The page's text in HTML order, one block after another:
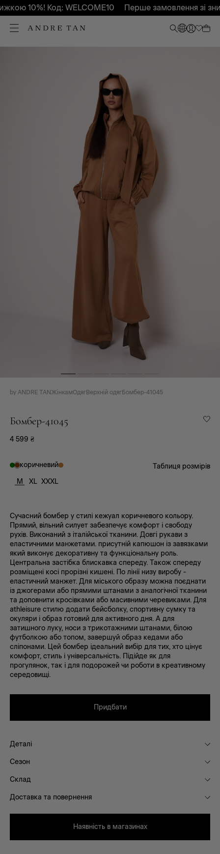
10%! Код: WELCOME10 Перше замовлення зі
by ANDRE TANЖінкамОдягВерхній одягБомбер-41045
Бомбер-41045
4 599 ₴
коричневий
M
XL XXXL
Таблиця розмірів
Сучасний бомбер у стилі кежуал коричневого кольору.
Прямий, вільний силует забезпечує комфорт і свободу
рухів. Виконаний з італійської тканини. Довгі рукави з
еластичними манжетами. присутній капюшон із завязками
який виконує декоративну та функціональну роль.
Центральна застібка блискавка спереду. Також спереду
розміщені косі прорізні кишені. По лінії низу виробу -
еластичний манжет. Для міського образу можна поєднати
із джогерами або прямими штанами з аналогічної тканини
та доповнити кросівками або масивними черевиками. Для
athleisure стилю додати бейсболку, спортивну сумку та
окуляри і образ готовий для активного дня. А для
затишного луку, носи з трикотажними штанами, білою
футболкою або топом, завершуй образ кедами або
сліпонами. Цей бомбер ідеальний вибір для тих, хто цінує
комфорт, стиль і універсальність. Підійде як для
прогулянок, так і для подорожей чи роботи в креативному
середовищі.
Придбати
Деталі
Сезон
Склад
Доставка та повернення
Наявність в магазинах